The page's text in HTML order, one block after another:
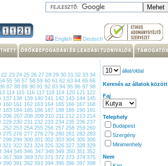
English Deutsch
22 23 24 25 26 27 28 29 30 31323334
55 5657 5859 60 6162 6364 6566
87 8889 9091 92 9394 9596 9798
114 115 116 117 118 119 120 121 122
137 138 139 140 141 142 143 144 145
160 161 162 163 164 165 166 167 168
183 184 185 186 187 188 189 190 191
206 207 208 209 210 211 212 213 214
229230 231 232233 234235 236237
252253 254 255256 257258 259260
275276 277 278279 280281 282283
298299 300 301302 303304 305306
321 322 323 324 325 326 327 328 329
344 345346 347 348349 350 351352
367368 369 370371 372373 374375
390391 392 393394 395396 397398
állat/oldal
Keresés az állatok között
Faj
Telephely
Budapest
Szergény
Minimenhely
Nem